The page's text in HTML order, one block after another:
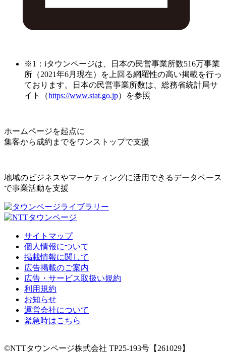
※1：iタウンページは、日本の民営事業所数516万事業
所（2021年6月現在）を上回る網羅性の高い掲載を行っ
ております。日本の民営事業所数は、総務省統計局サ
イト（https://www.stat.go.jp）を参照
ホームページを起点に
集客から成約までをワンストップで支援
地域のビジネスやマーケティングに活用できるデータベース
で事業活動を支援
サイトマップ
個人情報について
掲載情報に関して
広告掲載のご案内
広告・サービス取扱い規約
利用規約
お知らせ
運営会社について
緊急時はこちら
©NTTタウンページ株式会社 TP25-193号【261029】